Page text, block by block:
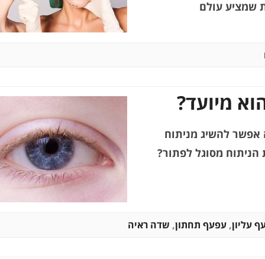
שמציע עולם
מיועד?
להשיג מניתוח
הניתוח מסוגל לפתור?
עליון, עפעף תחתון, שדה ראיה